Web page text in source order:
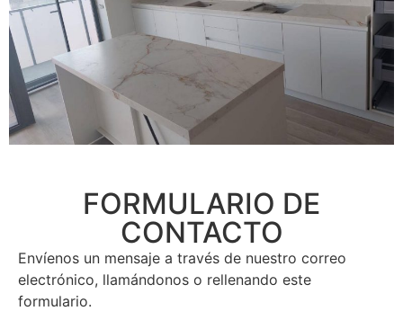
FORMULARIO DE
CONTACTO
Envíenos un mensaje a través de nuestro correo
electrónico, llamándonos o rellenando este
formulario.